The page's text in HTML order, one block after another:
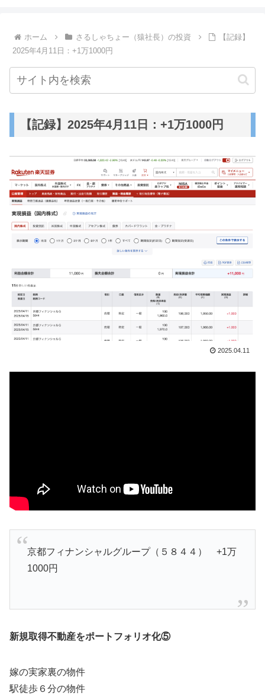
ホーム さるしゃちょー（猿社長）の投資
【記録】
2025年4月11日：+1万1000円
【記録】2025年4月11日：+1万1000円
2025.04.11
京都フィナンシャルグループ（５８４４） +1万
1000円
新規取得不動産をポートフォリオ化⑤
嫁の実家裏の物件
駅徒歩６分の物件